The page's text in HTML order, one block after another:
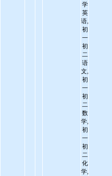
学
英
语,
初
一
初
二
语
文,
初
一
初
二
数
学,
初
一
初
二
化
学,